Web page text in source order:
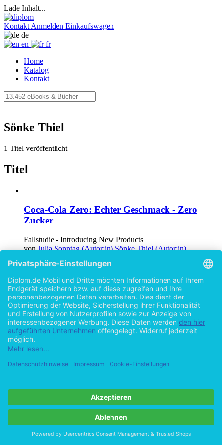
Lade Inhalt...
Kontakt Anmelden Einkaufswagen
de
en
fr
Home
Katalog
Kontakt
Sönke Thiel
1 Titel veröffentlicht
Titel
Coca-Cola Zero: Echter Geschmack - Zero
Zucker
Fallstudie - Introducing New Products
vonJulia Sonntag (Autor:in) Sönke Thiel (Autor:in)
©2011 Studienarbeit 80 Seiten
Hilfe/FAQ
Impressum
Datenschutz
AGB
Vertrag widerrufen
Zur Desktop-Version
Copyright ©Imprint in der Bedey & Thoms Media GmbH
byOpen Publishing
Cookie-Einstellungen